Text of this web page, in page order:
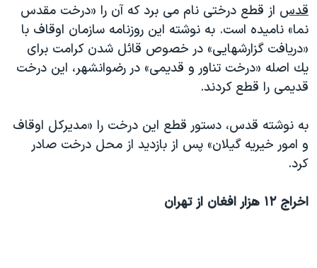
قدس از قطع درختی نام می برد که آن را «درخت مقدس
نما» نامیده است. به نوشته این روزنامه سازمان اوقاف با
«دریافت گزارشهایی» در خصوص قائل شدن كرامت برای
یك اصله «درخت تناور و قدیمی» در رضوانشهر، این درخت
قدیمی را قطع کردند.
به نوشته قدس، دستور قطع این درخت را «مدیركل اوقاف
و امور خیریه گیلان» پس از بازدید از محل درخت صادر
کرد.
اخراج ۱۲ هزار افغان از تهران